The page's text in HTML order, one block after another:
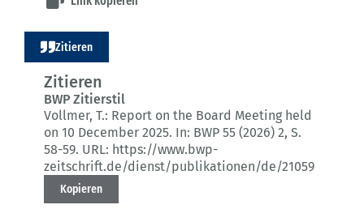
Zitieren
Zitieren
BWP Zitierstil
Vollmer, T.: Report on the Board Meeting held
on 10 December 2025. In: BWP 55 (2026) 2, S.
58-59. URL: https://www.bwp-
zeitschrift.de/dienst/publikationen/de/21059
Kopieren